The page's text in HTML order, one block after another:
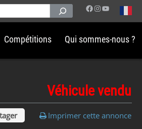
Facebook
Instagram
YouTube
Compétitions Qui sommes-nous ?
Véhicule vendu
Imprimer cette annonce